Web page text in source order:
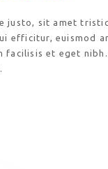
justo, sit amet
efficitur, euismod
facilisis et eget